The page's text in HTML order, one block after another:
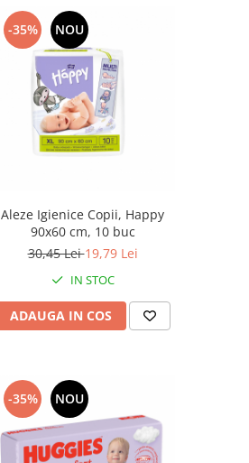
-35% NOU
Aleze Igienice Copii, Happy
90x60 cm, 10 buc
30,45 Lei19,79 Lei
IN STOC
ADAUGA IN COS
-35% NOU